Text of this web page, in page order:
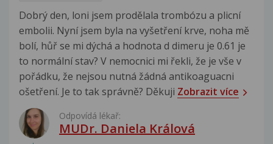
Dobrý den, loni jsem prodělala trombózu a plicní
embolii. Nyní jsem byla na vyšetření krve, noha mě
bolí, hůř se mi dýchá a hodnota d dimeru je 0.61 je
to normální stav? V nemocnici mi řekli, že je vše v
pořádku, že nejsou nutná žádná antikoaguacni
ošetření. Je to tak správně? Děkuji Zobrazit více
Odpovídá lékař:
MUDr. Daniela Králová